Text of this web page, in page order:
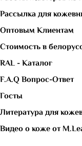
Рассылка для
Оптовым Клиентам
Стоимость в
RAL - Каталог
F.A.Q Вопрос-Ответ
Госты
Литература для
Видео о коже от